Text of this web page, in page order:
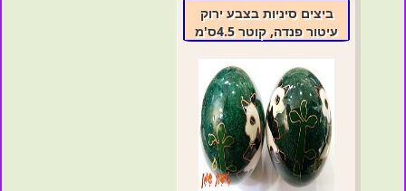
ביצים סיניות בצבע ירוק
עיטור פנדה, קוטר 4.5ס'מ